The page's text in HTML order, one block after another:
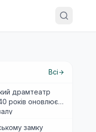
Всі
драмтеатр
років оновлює
замку